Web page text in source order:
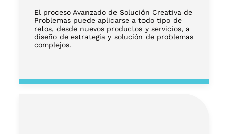
El proceso Avanzado de Solución Creativa de
Problemas puede aplicarse a todo tipo de
retos, desde nuevos productos y servicios, a
diseño de estrategia y solución de problemas
complejos.